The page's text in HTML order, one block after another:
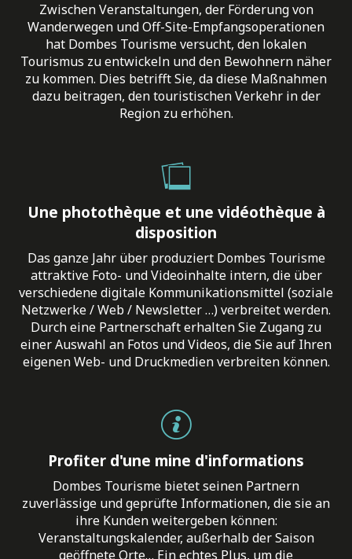
Zwischen Veranstaltungen, der Förderung von
Wanderwegen und Off-Site-Empfangsoperationen
hat Dombes Tourisme versucht, den lokalen
Tourismus zu entwickeln und den Bewohnern näher
zu kommen. Dies betrifft Sie, da diese Maßnahmen
dazu beitragen, den touristischen Verkehr in der
Region zu erhöhen.
Une photothèque et une vidéothèque à
disposition
Das ganze Jahr über produziert Dombes Tourisme
attraktive Foto- und Videoinhalte intern, die über
verschiedene digitale Kommunikationsmittel (soziale
Netzwerke / Web / Newsletter …) verbreitet werden.
Durch eine Partnerschaft erhalten Sie Zugang zu
einer Auswahl an Fotos und Videos, die Sie auf Ihren
eigenen Web- und Druckmedien verbreiten können.
Profiter d'une mine d'informations
Dombes Tourisme bietet seinen Partnern
zuverlässige und geprüfte Informationen, die sie an
ihre Kunden weitergeben können:
Veranstaltungskalender, außerhalb der Saison
geöffnete Orte… Ein echtes Plus, um die